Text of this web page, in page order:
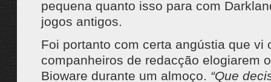
pequena quanto isso para com
jogos antigos.
Foi portanto com certa angústia que vi
companheiros de redacção elogiarem
Bioware durante um almoço. “Que